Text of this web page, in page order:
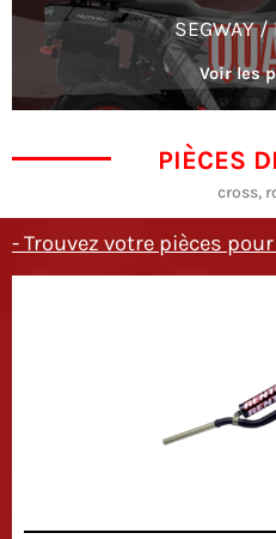
SEGWAY /
Voir les
PIÈCES
cross,
- Trouvez votre pièces